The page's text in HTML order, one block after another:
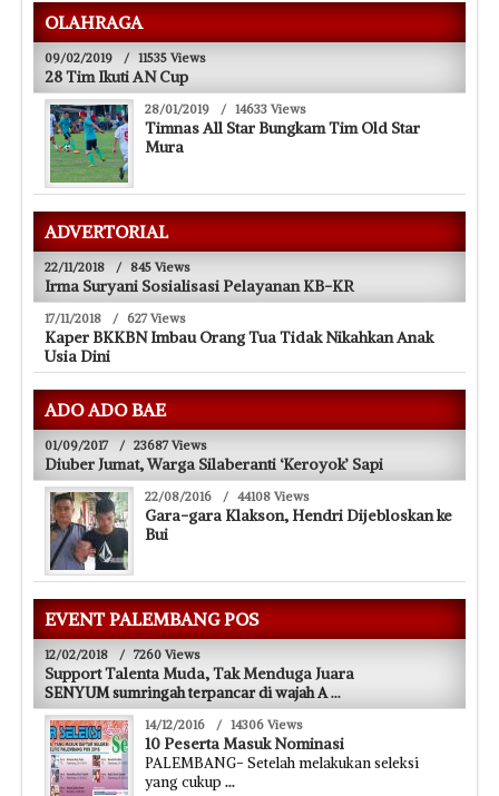
OLAHRAGA
09/02/2019 / 11535 Views
28 Tim Ikuti AN Cup
28/01/2019 / 14633 Views
Timnas All Star Bungkam Tim Old Star
Mura
ADVERTORIAL
22/11/2018 / 845 Views
Irma Suryani Sosialisasi Pelayanan KB-KR
17/11/2018 / 627 Views
Kaper BKKBN Imbau Orang Tua Tidak Nikahkan Anak
Usia Dini
ADO ADO BAE
01/09/2017 / 23687 Views
Diuber Jumat, Warga Silaberanti ‘Keroyok’ Sapi
22/08/2016 / 44108 Views
Gara-gara Klakson, Hendri Dijebloskan ke
Bui
EVENT PALEMBANG POS
12/02/2018 / 7260 Views
Support Talenta Muda, Tak Menduga Juara
SENYUM sumringah terpancar di wajah A...
14/12/2016 / 14306 Views
10 Peserta Masuk Nominasi
PALEMBANG- Setelah melakukan seleksi
yang cukup ...